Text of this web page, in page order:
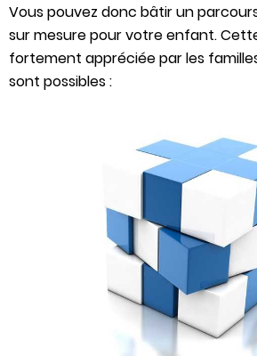
Vous pouvez donc bâtir un
sur mesure pour votre enfant.
fortement appréciée par les
sont possibles :